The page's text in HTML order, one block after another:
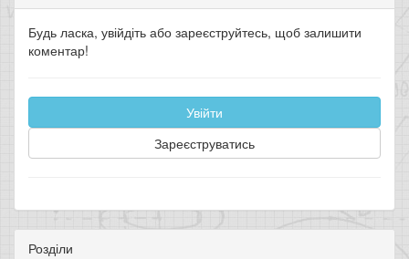
Будь ласка, увійдіть або зареєструйтесь, щоб залишити
коментар!
Увійти
Зареєструватись
Розділи